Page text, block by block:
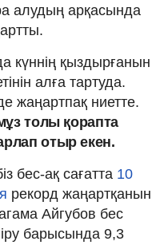
алудың арқасында
күннің қыздырғанын
алға тартуда.
жаңартпақ ниетте.
толы қорапта
отыр екен.
бес-ақ сағатта 10
рекорд жаңартқанын
Айгубов бес
барысында 9,3